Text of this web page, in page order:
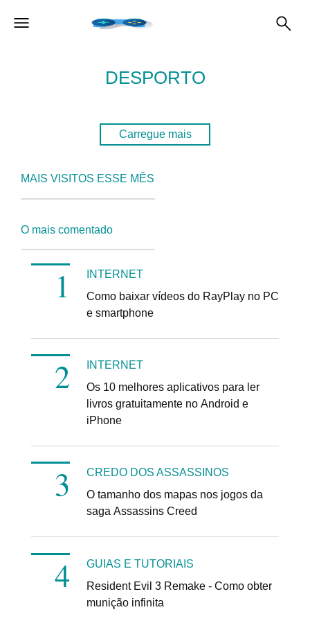
DESPORTO
Carregue mais
MAIS VISITOS ESSE MÊS
O mais comentado
INTERNET
Como baixar vídeos do RayPlay no PC
e smartphone
INTERNET
Os 10 melhores aplicativos para ler
livros gratuitamente no Android e
iPhone
CREDO DOS ASSASSINOS
O tamanho dos mapas nos jogos da
saga Assassins Creed
GUIAS E TUTORIAIS
Resident Evil 3 Remake - Como obter
munição infinita